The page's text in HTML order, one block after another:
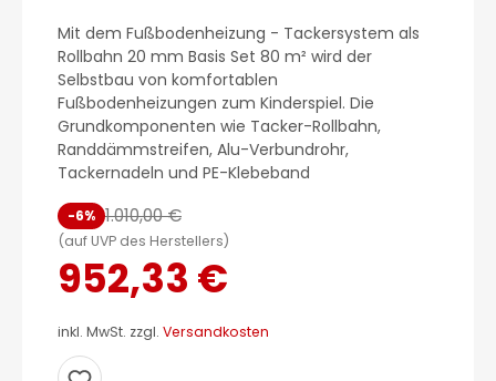
Mit dem Fußbodenheizung - Tackersystem als
Rollbahn 20 mm Basis Set 80 m² wird der
Selbstbau von komfortablen
Fußbodenheizungen zum Kinderspiel. Die
Grundkomponenten wie Tacker-Rollbahn,
Randdämmstreifen, Alu-Verbundrohr,
Tackernadeln und PE-Klebeband
-6% 1.010,00 €
(auf UVP des Herstellers)
952,33 €
inkl. MwSt. zzgl. Versandkosten